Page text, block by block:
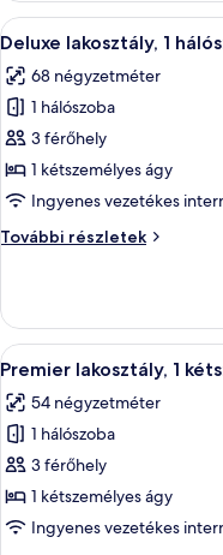
részletei
A
következő
szoba
összes
képének
megtekintése:
Deluxe
1
5
Deluxe lakosztály, 1
68 négyzetméter
1 hálószoba
3 férőhely
1 kétszemélyes ágy
Ingyenes vezetékes
További részletek
Deluxe
további
részletei
A
következő
szoba
összes
képének
megtekintése:
Premier
7
Premier lakosztály, 1
54 négyzetméter
1 hálószoba
3 férőhely
1 kétszemélyes ágy
Ingyenes vezetékes